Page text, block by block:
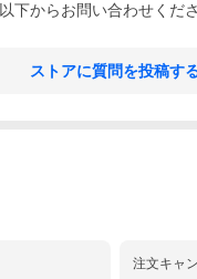
以下からお問い合わせくださ
ストアに質問を投稿す
注文キャ